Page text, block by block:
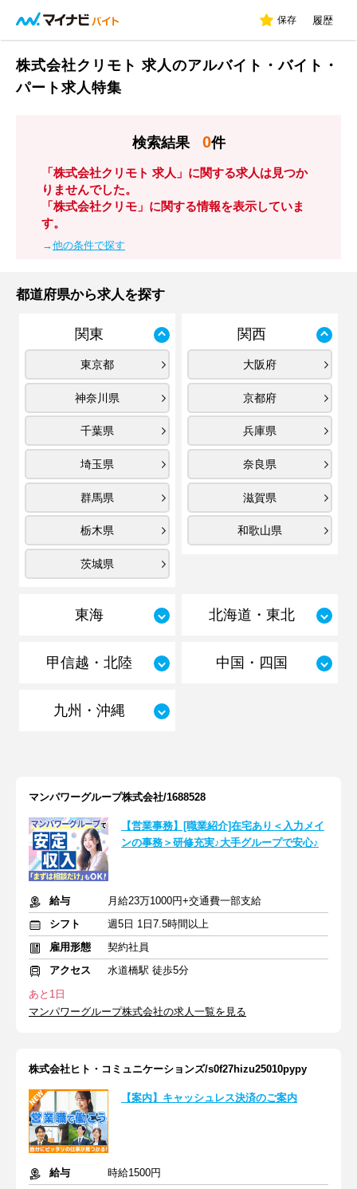
保存 履歴
株式会社クリモト 求人のアルバイト・バイト・
パート求人特集
検索結果 0件
「株式会社クリモト 求人」に関する求人は見つか
りませんでした。
「株式会社クリモ」に関する情報を表示していま
す。
→他の条件で探す
都道府県から求人を探す
関東
東京都
神奈川県
千葉県
埼玉県
群馬県
栃木県
茨城県
関西
大阪府
京都府
兵庫県
奈良県
滋賀県
和歌山県
東海 北海道・東北
甲信越・北陸 中国・四国
九州・沖縄
マンパワーグループ株式会社/1688528
【営業事務】[職業紹介]在宅あり＜入力メイ
ンの事務＞研修充実♪大手グループで安心♪
給与
月給23万1000円+交通費一部支給
シフト
週5日 1日7.5時間以上
雇用形態
契約社員
アクセス
水道橋駅 徒歩5分
あと1日
マンパワーグループ株式会社の求人一覧を見る
株式会社ヒト・コミュニケーションズ/s0f27hizu25010pypy
【案内】キャッシュレス決済のご案内
給与
時給1500円